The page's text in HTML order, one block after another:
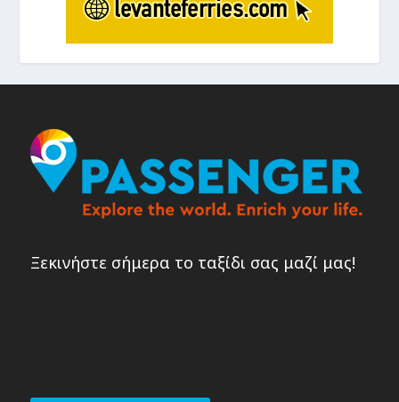
Ξεκινήστε σήμερα το ταξίδι σας μαζί μας!